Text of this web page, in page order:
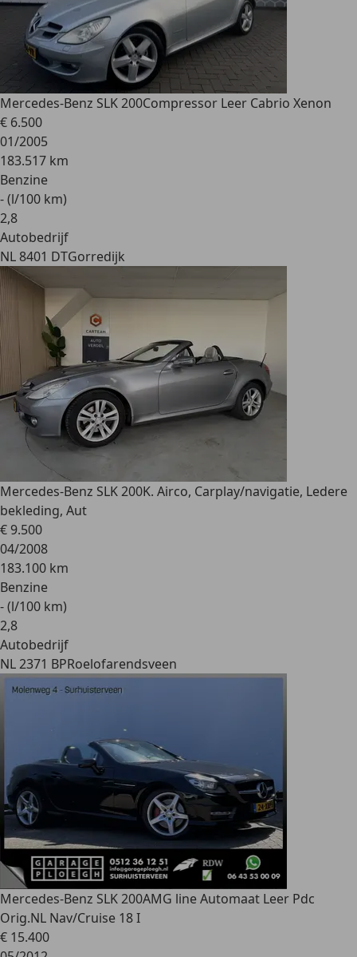
Mercedes-Benz SLK 200Compressor Leer Cabrio Xenon
€ 6.500
01/2005
183.517 km
Benzine
- (l/100 km)
2,8
Autobedrijf
NL 8401 DTGorredijk
Mercedes-Benz SLK 200K. Airco, Carplay/navigatie, Ledere
bekleding, Aut
€ 9.500
04/2008
183.100 km
Benzine
- (l/100 km)
2,8
Autobedrijf
NL 2371 BPRoelofarendsveen
Mercedes-Benz SLK 200AMG line Automaat Leer Pdc
Orig.NL Nav/Cruise 18 I
€ 15.400